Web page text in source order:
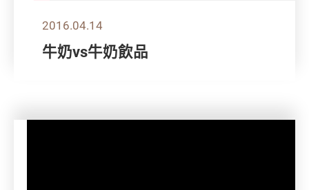
2016.04.14
牛奶vs牛奶飲品